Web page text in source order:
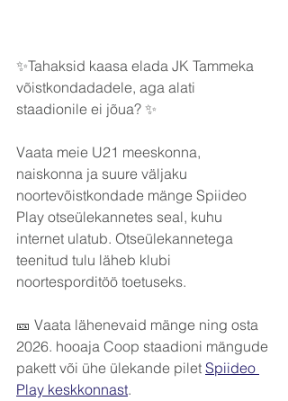
✨️Tahaksid kaasa elada JK Tammeka
võistkondadadele, aga alati
staadionile ei jõua? ✨️
Vaata meie U21 meeskonna,
naiskonna ja suure väljaku
noortevõistkondade mänge Spiideo
Play otseülekannetes seal, kuhu
internet ulatub. Otseülekannetega
teenitud tulu läheb klubi
noortesporditöö toetuseks.
🎫 Vaata lähenevaid mänge ning osta
2026. hooaja Coop staadioni mängude
pakett või ühe ülekande pilet Spiideo
Play keskkonnast.